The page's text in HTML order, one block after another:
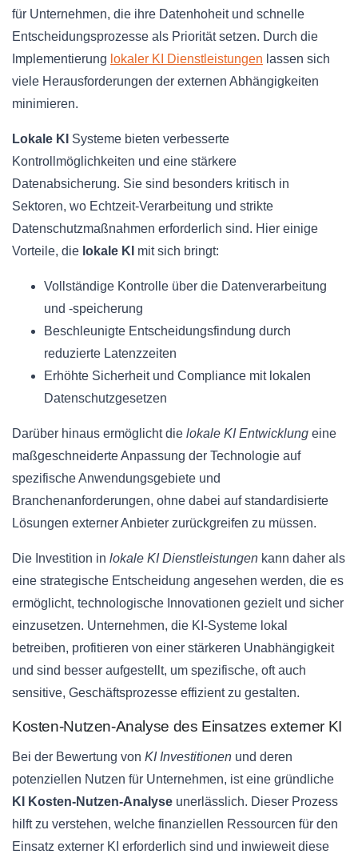
für Unternehmen, die ihre Datenhoheit und schnelle
Entscheidungsprozesse als Priorität setzen. Durch die
Implementierung lokaler KI Dienstleistungen lassen sich
viele Herausforderungen der externen Abhängigkeiten
minimieren.
Lokale KI Systeme bieten verbesserte
Kontrollmöglichkeiten und eine stärkere
Datenabsicherung. Sie sind besonders kritisch in
Sektoren, wo Echtzeit-Verarbeitung und strikte
Datenschutzmaßnahmen erforderlich sind. Hier einige
Vorteile, die lokale KI mit sich bringt:
Vollständige Kontrolle über die Datenverarbeitung
und -speicherung
Beschleunigte Entscheidungsfindung durch
reduzierte Latenzzeiten
Erhöhte Sicherheit und Compliance mit lokalen
Datenschutzgesetzen
Darüber hinaus ermöglicht die lokale KI Entwicklung eine
maßgeschneiderte Anpassung der Technologie auf
spezifische Anwendungsgebiete und
Branchenanforderungen, ohne dabei auf standardisierte
Lösungen externer Anbieter zurückgreifen zu müssen.
Die Investition in lokale KI Dienstleistungen kann daher als
eine strategische Entscheidung angesehen werden, die es
ermöglicht, technologische Innovationen gezielt und sicher
einzusetzen. Unternehmen, die KI-Systeme lokal
betreiben, profitieren von einer stärkeren Unabhängigkeit
und sind besser aufgestellt, um spezifische, oft auch
sensitive, Geschäftsprozesse effizient zu gestalten.
Kosten-Nutzen-Analyse des Einsatzes externer KI
Bei der Bewertung von KI Investitionen und deren
potenziellen Nutzen für Unternehmen, ist eine gründliche
KI Kosten-Nutzen-Analyse unerlässlich. Dieser Prozess
hilft zu verstehen, welche finanziellen Ressourcen für den
Einsatz externer KI erforderlich sind und inwieweit diese